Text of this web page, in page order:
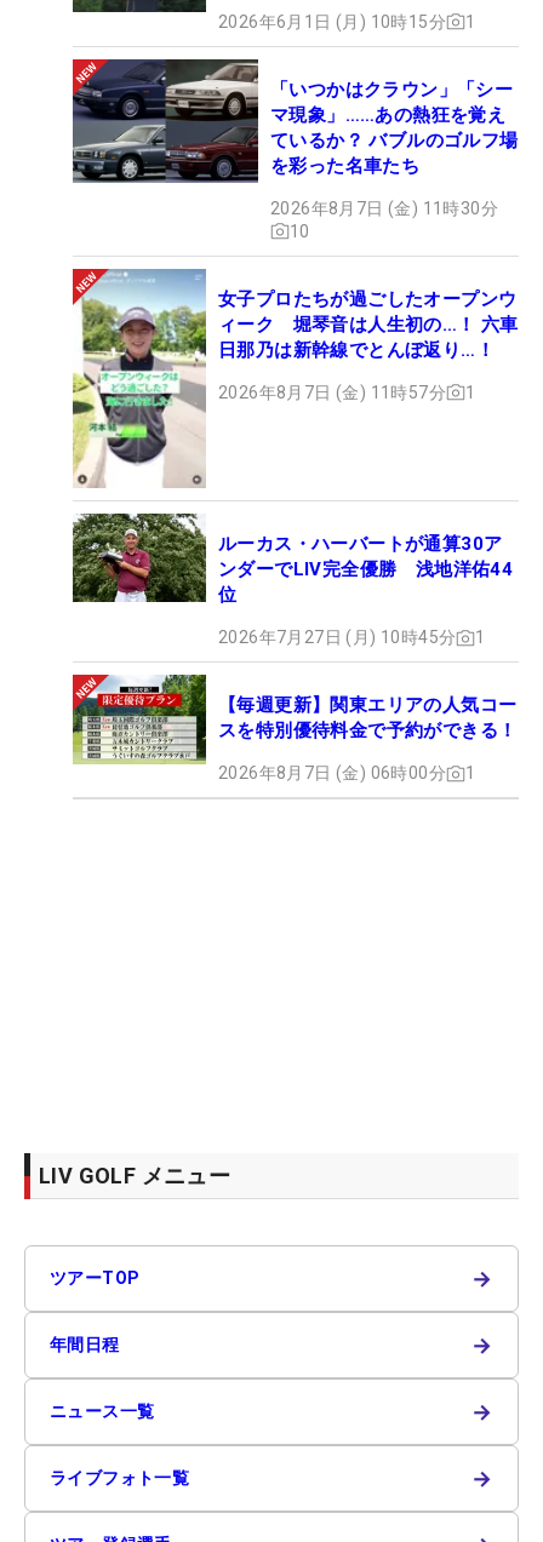
2026年6月1日 (月) 10時15分 1
「いつかはクラウン」「シー
マ現象」……あの熱狂を覚え
ているか？ バブルのゴルフ場
を彩った名車たち
2026年8月7日 (金) 11時30分
10
女子プロたちが過ごしたオープンウ
ィーク 堀琴音は人生初の…！ 六車
日那乃は新幹線でとんぼ返り…！
2026年8月7日 (金) 11時57分 1
ルーカス・ハーバートが通算30ア
ンダーでLIV完全優勝 浅地洋佑44
位
2026年7月27日 (月) 10時45分 1
【毎週更新】関東エリアの人気コー
スを特別優待料金で予約ができる！
2026年8月7日 (金) 06時00分 1
LIV GOLF メニュー
ツアーTOP →
年間日程 →
ニュース一覧 →
ライブフォト一覧 →